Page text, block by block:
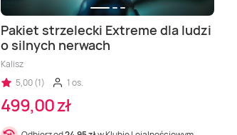
Pakiet strzelecki Extreme dla ludzi
o silnych nerwach
Kalisz
5,00 (1)
1 os.
499,00 zł